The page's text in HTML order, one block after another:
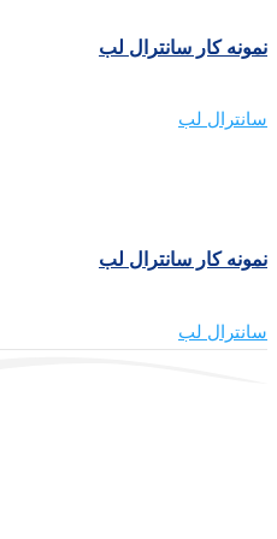
نمونه کار سانترال لب
سانترال لب
نمونه کار سانترال لب
سانترال لب